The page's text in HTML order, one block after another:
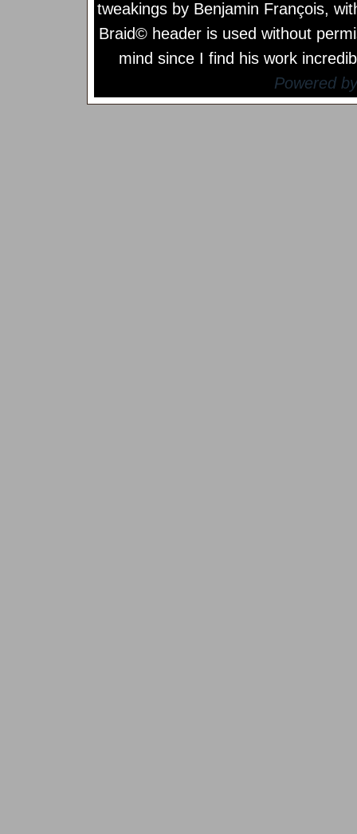
tweakings by Benjamin François,
Braid© header is used without
mind since I find his work
Powered